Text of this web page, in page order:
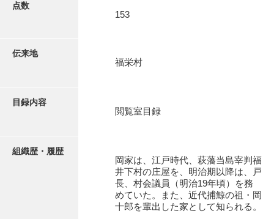
荒瀬家文書（防府市）
阿武家文書（山口市）
近代刊行写真帳類
点数
153
伝来地
福栄村
目録内容
閲覧室目録
組織歴・履歴
岡家は、江戸時代、萩藩当島宰判福
井下村の庄屋を、明治期以降は、戸
長、村会議員（明治19年頃）を務
めていた。また、近代捕鯨の祖・岡
十郎を輩出した家として知られる。